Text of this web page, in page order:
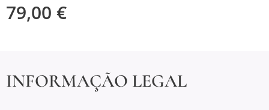
79,00 €
INFORMAÇÃO LEGAL